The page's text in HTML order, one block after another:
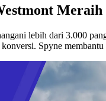
Meraih
lebih dari 3.000
Spyne membantu